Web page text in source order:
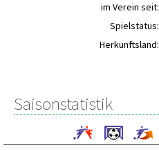
im Verein seit:
Spielstatus:
Herkunftsland:
Saisonstatistik